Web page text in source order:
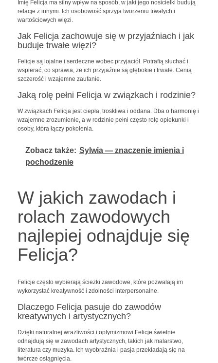
Imię Felicja ma silny wpływ na sposób, w jaki jego nosicielki budują
relacje z innymi. Ich osobowość sprzyja tworzeniu trwałych i
wartościowych więzi.
Jak Felicja zachowuje się w przyjaźniach i jak
buduje trwałe więzi?
Felicje są lojalne i serdeczne wobec przyjaciół. Potrafią słuchać i
wspierać, co sprawia, że ich przyjaźnie są głębokie i trwałe. Cenią
szczerość i wzajemne zaufanie.
Jaką rolę pełni Felicja w związkach i rodzinie?
W związkach Felicja jest ciepła, troskliwa i oddana. Dba o harmonię i
wzajemne zrozumienie, a w rodzinie pełni często rolę opiekunki i
osoby, która łączy pokolenia.
Zobacz także: Sylwia — znaczenie imienia i
pochodzenie
W jakich zawodach i
rolach zawodowych
najlepiej odnajduje się
Felicja?
Felicje często wybierają ścieżki zawodowe, które pozwalają im
wykorzystać kreatywność i zdolności interpersonalne.
Dlaczego Felicja pasuje do zawodów
kreatywnych i artystycznych?
Dzięki naturalnej wrażliwości i optymizmowi Felicje świetnie
odnajdują się w zawodach artystycznych, takich jak malarstwo,
literatura czy muzyka. Ich wyobraźnia i pasja przekładają się na
twórcze osiągnięcia.